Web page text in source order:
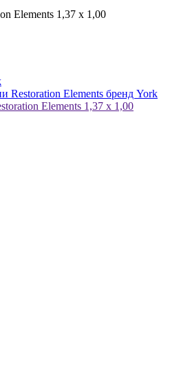
Elements 1,37 x 1,00
Restoration Elements бренд York
Elements 1,37 x 1,00